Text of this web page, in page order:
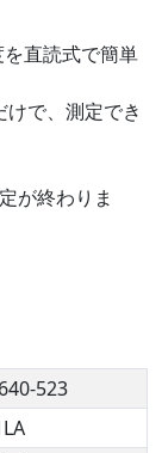
直読式で簡単
けで、測定でき
が終わりま
523